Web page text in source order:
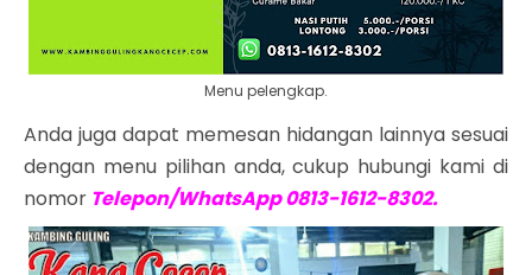
Menu pelengkap.
Anda juga dapat memesan hidangan lainnya sesuai
dengan menu pilihan anda, cukup hubungi kami di
nomor Telepon/WhatsApp 0813-1612-8302.